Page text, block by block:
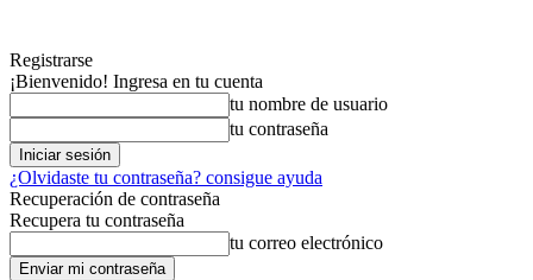
Registrarse
¡Bienvenido! Ingresa en tu cuenta
tu nombre de usuario
tu contraseña
¿Olvidaste tu contraseña? consigue ayuda
Recuperación de contraseña
Recupera tu contraseña
tu correo electrónico